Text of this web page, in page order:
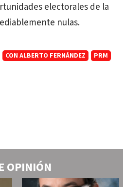
electorales de la
nulas.
CON ALBERTO FERNÁNDEZ PRM
OPINIÓN